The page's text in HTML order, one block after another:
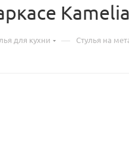
для кухни — Стулья на